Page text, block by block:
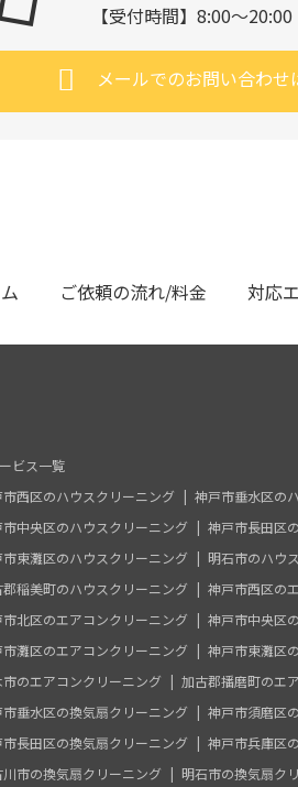
【受付時間】8:00～
メールでのお問い合わせ
ご依頼の流れ/料金 対応
ビス一覧
西区のハウスクリーニング
神戸市垂水区の
中央区のハウスクリーニング
神戸市長田区
東灘区のハウスクリーニング
明石市のハウ
稲美町のハウスクリーニング
神戸市西区の
北区のエアコンクリーニング
神戸市中央区
灘区のエアコンクリーニング
神戸市東灘区
市のエアコンクリーニング
加古郡播磨町のエ
垂水区の換気扇クリーニング
神戸市須磨区
長田区の換気扇クリーニング
神戸市兵庫区
市の換気扇クリーニング
明石市の換気扇ク